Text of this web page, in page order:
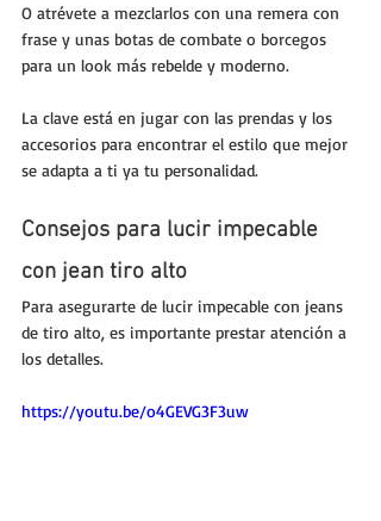
O atrévete a mezclarlos con una remera con
frase y unas botas de combate o borcegos
para un look más rebelde y moderno.
La clave está en jugar con las prendas y los
accesorios para encontrar el estilo que mejor
se adapta a ti ya tu personalidad.
Consejos para lucir impecable
con jean tiro alto
Para asegurarte de lucir impecable con jeans
de tiro alto, es importante prestar atención a
los detalles.
https://youtu.be/o4GEVG3F3uw